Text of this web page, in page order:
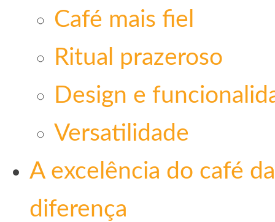
Café mais fiel
Ritual prazeroso
Design e
Versatilidade
A excelência do café
diferença